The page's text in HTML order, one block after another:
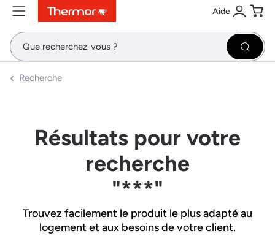
ContenuMenuRecherche Aide
Se
Recherche
Résultats pour votre
recherche
"***"
Trouvez facilement le produit le plus adapté au
logement et aux besoins de votre client.